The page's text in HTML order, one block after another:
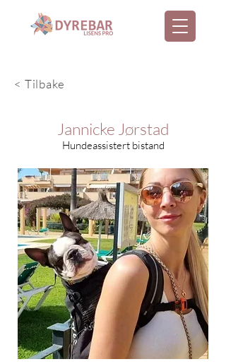
< Tilbake
Jannicke Jørstad
Hundeassistert bistand